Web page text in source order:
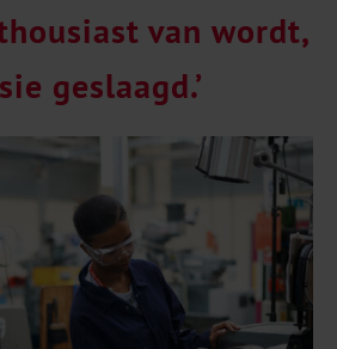
van wordt,
geslaagd.’